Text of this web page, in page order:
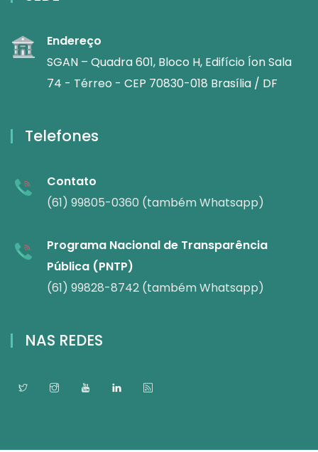
Endereço
SGAN – Quadra 601, Bloco H, Edifício Íon Sala
74 - Térreo - CEP 70830-018 Brasília / DF
Telefones
Contato
(61) 99805-0360 (também Whatsapp)
Programa Nacional de Transparência
Pública (PNTP)
(61) 99828-8742 (também Whatsapp)
NAS REDES